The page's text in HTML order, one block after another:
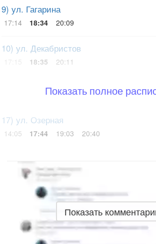
9) ул. Гагарина
17:14 18:34 20:09
10) ул. Декабристов
18:35 20:11
Показать полное
17) ул. Озерная
14:05 17:44 19:03 20:40
Показать